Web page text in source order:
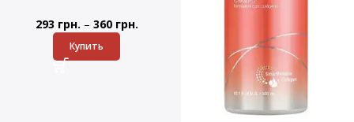
293 грн. – 360 грн.
Купить